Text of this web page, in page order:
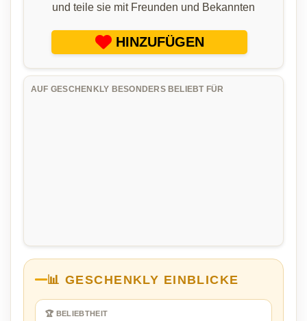
und teile sie mit Freunden und Bekannten
HINZUFÜGEN
AUF GESCHENKLY BESONDERS BELIEBT FÜR
📊 GESCHENKLY EINBLICKE
🏆 BELIEBTHEIT